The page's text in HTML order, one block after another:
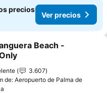
precios
Ver precios
a favoritos
Beach -
3.607
de: Aeropuerto de Palma de